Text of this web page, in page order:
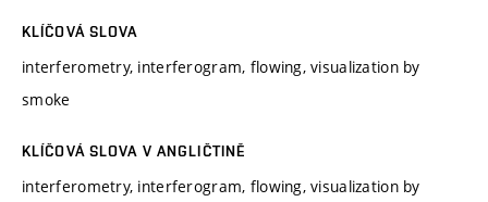
KLÍČOVÁ SLOVA
interferometry, interferogram, flowing, visualization by
smoke
KLÍČOVÁ SLOVA V ANGLIČTINĚ
interferometry, interferogram, flowing, visualization by